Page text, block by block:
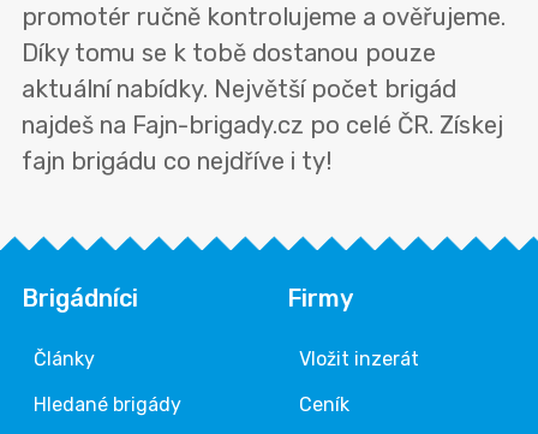
promotér ručně kontrolujeme a ověřujeme.
Díky tomu se k tobě dostanou pouze
aktuální nabídky. Největší počet brigád
najdeš na Fajn-brigady.cz po celé ČR. Získej
fajn brigádu co nejdříve i ty!
Brigádníci
Články
Hledané brigády
Firmy
Vložit inzerát
Ceník